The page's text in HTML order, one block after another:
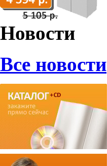
Новости
Все новости